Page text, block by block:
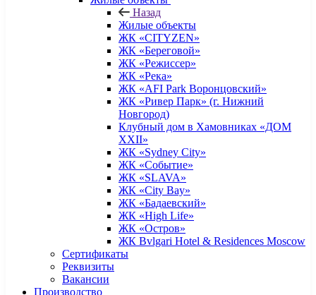
Назад
Жилые объекты
ЖК «CITYZEN»
ЖК «Береговой»
ЖК «Режиссер»
ЖК «Река»
ЖК «AFI Park Воронцовский»
ЖК «Ривер Парк» (г. Нижний
Новгород)
Клубный дом в Хамовниках «ДОМ
XXII»
ЖК «Sydney City»
ЖК «Событие»
ЖК «SLAVA»
ЖК «City Bay»
ЖК «Бадаевский»
ЖК «High Life»
ЖК «Остров»
ЖК Bvlgari Hotel & Residences Moscow
Сертификаты
Реквизиты
Вакансии
Производство